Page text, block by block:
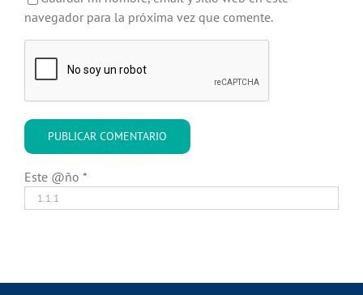
navegador para la próxima vez que comente.
Este @ño *